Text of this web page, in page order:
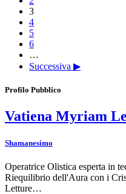
3
4
5
6
…
Successiva ▶
Profilo Pubblico
Vatiena Myriam
Shamanesimo
Operatrice Olistica esperta in
Riequilibrio dell'Aura con i
Letture…